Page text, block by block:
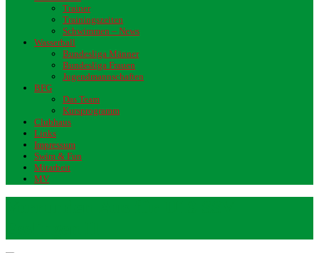
Trainer
Trainingszeiten
Schwimmen – News
Wasserball
Bundesliga Männer
Bundesliga Frauen
Jugendmannschaften
BFG
Das Team
Kursprogramm
Clubhaus
Links
Impressum
Swim & Fun
Mitarbeit
MV